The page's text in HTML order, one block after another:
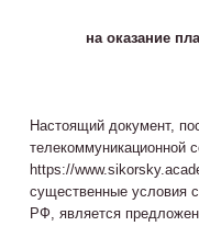
на оказание
Настоящий документ,
телекоммуникационной
https://
существенные условия
РФ, является